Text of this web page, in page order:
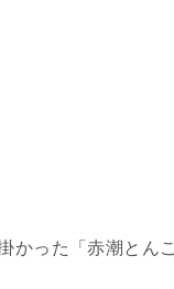
かった「赤潮とんこ